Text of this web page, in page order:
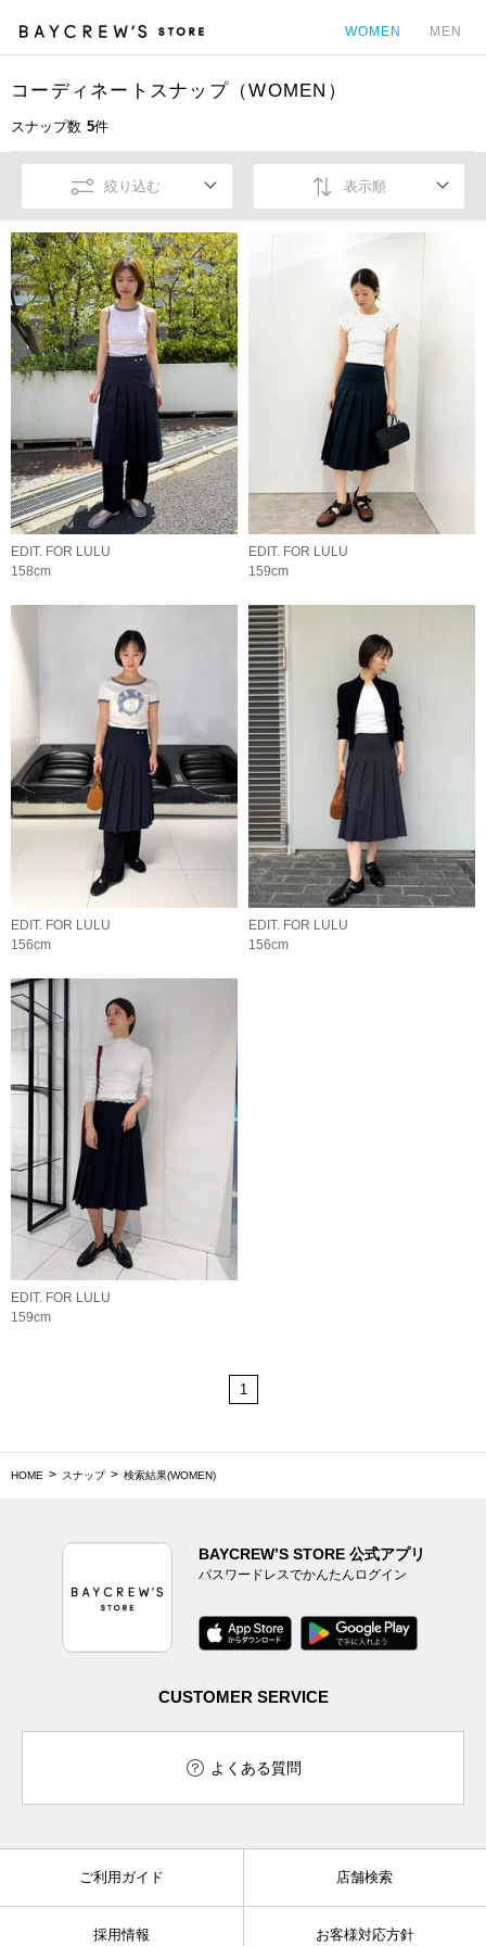
WOMEN MEN
コーディネートスナップ（WOMEN）
スナップ数 5件
絞り込む 表示順
EDIT. FOR LULU
158cm
EDIT. FOR LULU
159cm
EDIT. FOR LULU
156cm
EDIT. FOR LULU
156cm
EDIT. FOR LULU
159cm
1
HOME スナップ 検索結果(WOMEN)
BAYCREW’S STORE 公式アプリ
パスワードレスでかんたんログイン
CUSTOMER SERVICE
よくある質問
ご利用ガイド 店舗検索
採用情報 お客様対応方針